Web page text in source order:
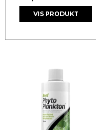
VIS PRODUKT